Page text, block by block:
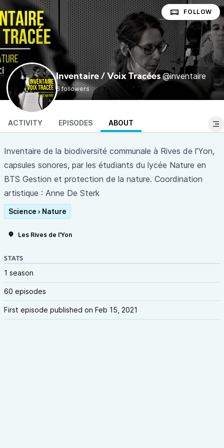
Inventaire / Voix Tracées @inventaire
6 followers
FOLLOW
ACTIVITY EPISODES ABOUT
Inventaire de la biodiversité communale à Rives de l'Yon,
capsules sonores, par les étudiants du lycée Nature en
BTS Gestion et protection de la nature. Coordination
artistique : Anne De Sterk
Science › Nature
Les Rives de l'Yon
STATS
1 season
60 episodes
First episode published on Feb 15, 2021